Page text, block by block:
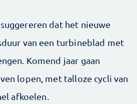
dat het nieuwe
van een turbineblad met
Komend jaar gaan
lopen, met talloze cycli van
afkoelen.